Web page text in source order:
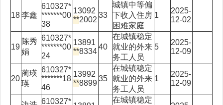
18李鑫
610327*
*******00
38
13092
**2002
33
城镇中等偏
下收入住房
困难家庭
1
2025-
12-02
19
陈秀
娟
610327*
*******00
24
13891
**8334
40
在城镇稳定
就业的外来
务工人员
5
2025-
12-09
20
蔺瑛
瑛
610327*
*******18
46
13992
**8899
35
在城镇稳定
就业的外来
务工人员
1
2025-
12-09
610327*
在城镇稳定